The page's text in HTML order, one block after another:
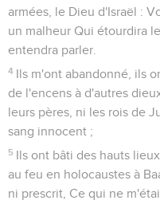
armées, le Dieu d'Israël :
un malheur Qui étourdira
entendra parler.
4 Ils m'ont abandonné, ils
de l'encens à d'autres
leurs pères, ni les rois de
sang innocent ;
5 Ils ont bâti des hauts
au feu en holocaustes à
ni prescrit, Ce qui ne